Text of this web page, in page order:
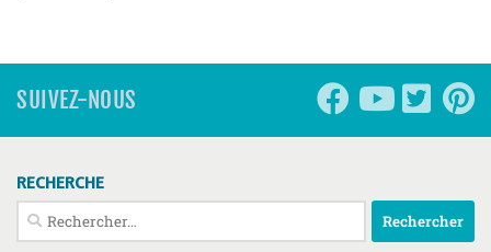
SUIVEZ-NOUS
RECHERCHE
Rechercher :